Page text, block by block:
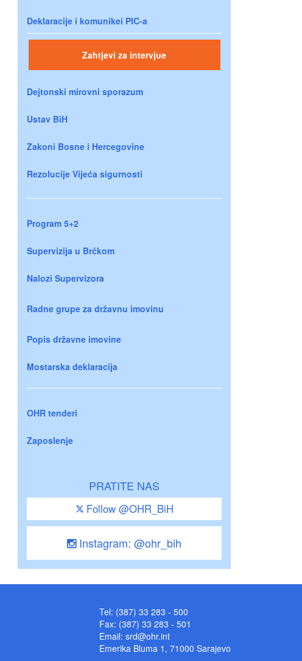
Deklaracije i komunikei PIC-a
Zahtjevi za intervjue
Dejtonski mirovni sporazum
Ustav BiH
Zakoni Bosne i Hercegovine
Rezolucije Vijeća sigurnosti
Program 5+2
Supervizija u Brčkom
Nalozi Supervizora
Radne grupe za državnu imovinu
Popis državne imovine
Mostarska deklaracija
OHR tenderi
Zaposlenje
PRATITE NAS
Follow @OHR_BiH
Instagram: @ohr_bih
Tel: (387) 33 283 - 500
Fax: (387) 33 283 - 501
Email: srd@ohr.int
Emerika Bluma 1, 71000 Sarajevo